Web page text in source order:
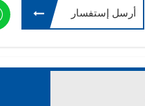
أرسل إستفسار